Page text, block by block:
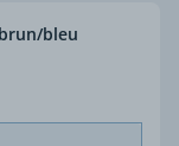
brun/bleu